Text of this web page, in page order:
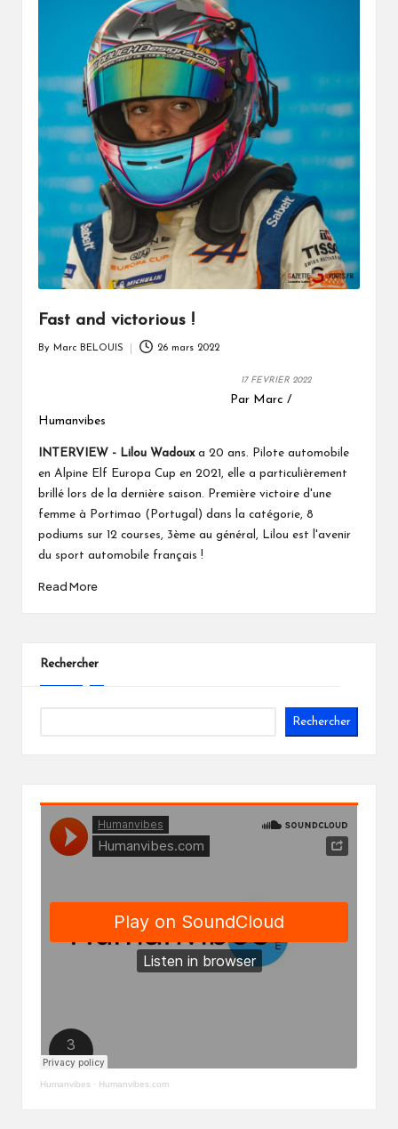
Fast and victorious !
By Marc BELOUIS 26 mars 2022
17FEVRIER 2022
Par Marc /
Humanvibes
INTERVIEW - Lilou Wadouxa 20 ans. Pilote automobile
en Alpine Elf Europa Cup en 2021, elle a particulièrement
brillé lors de la dernière saison. Première victoire d'une
femme à Portimao (Portugal) dans la catégorie, 8
podiums sur 12 courses, 3ème au général, Lilou est l'avenir
du sport automobile français !
Read More
Rechercher
Rechercher
Humanvibes · Humanvibes.com